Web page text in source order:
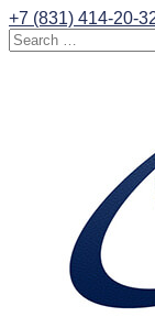
+7 (831) 414-20-